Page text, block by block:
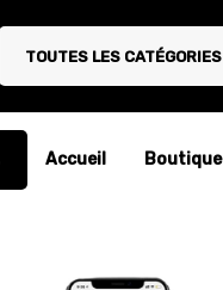
TOUTES LES CATÉGORIES
Accueil Boutique